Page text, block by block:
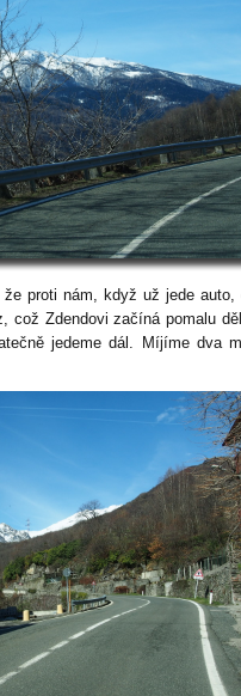
že proti nám, když už jede
což Zdendovi začíná pomalu
jedeme dál. Míjíme dva